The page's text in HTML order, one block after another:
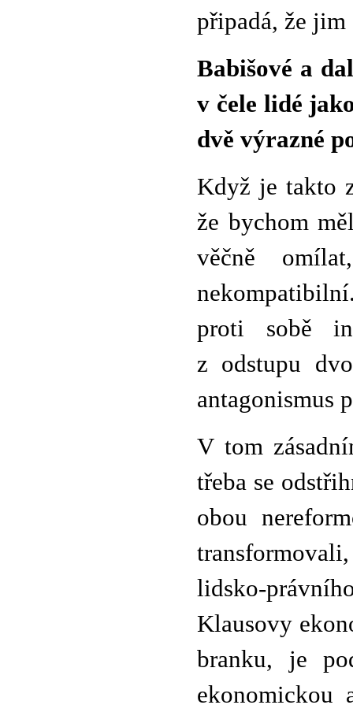
připadá, že jim
Babišové a
v čele lidé
dvě výrazné
Když je takto
že bychom
věčně
proti sobě
z odstupu
antagonismus
V tom
třeba se
obou
lidsko-
Klausovy
branku, je
ekonomickou